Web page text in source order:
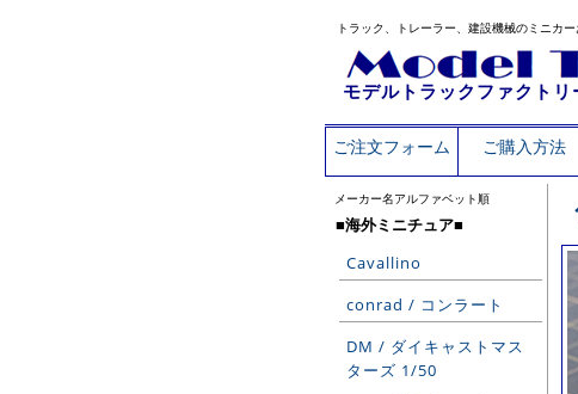
トラック、トレーラー、建設機械のミニカ
モデルトラックファクトリ
ご注文フォーム ご購入方法
メーカー名アルファベット順
■海外ミニチュア■
Cavallino
conrad / コンラート
DM / ダイキャストマス
ターズ 1/50